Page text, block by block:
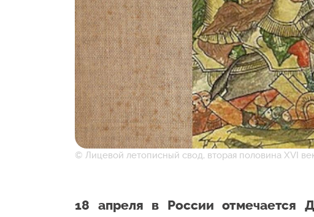
© Лицевой летописный свод, вторая половина XVI
18 апреля в России отмечается